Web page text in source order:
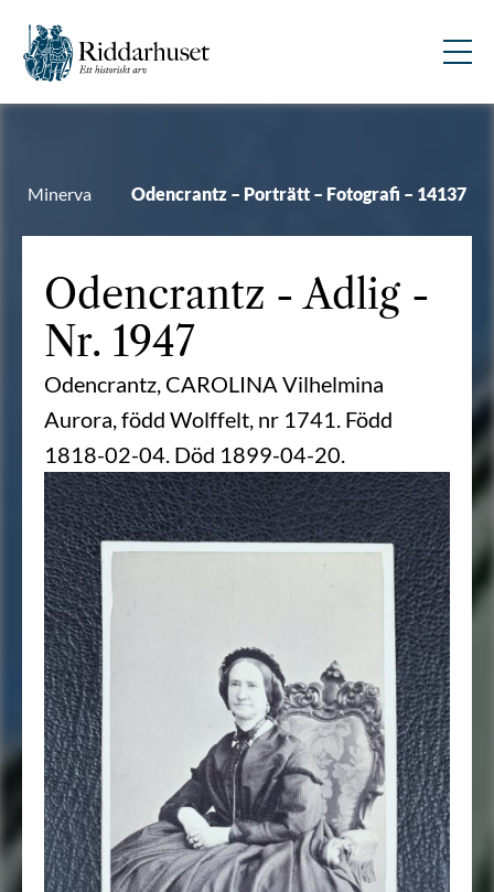
Minerva Odencrantz – Porträtt – Fotografi – 14137
Odencrantz - Adlig -
Nr. 1947
Odencrantz, CAROLINA Vilhelmina
Aurora, född Wolffelt, nr 1741. Född
1818-02-04. Död 1899-04-20.